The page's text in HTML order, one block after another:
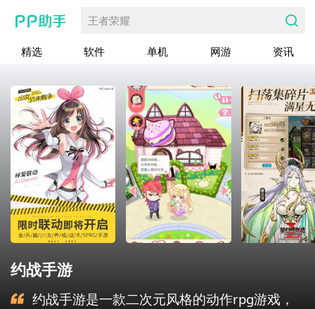
王者荣耀
精选 软件 单机 网游 资讯
约战手游
约战手游是一款二次元风格的动作rpg游戏，